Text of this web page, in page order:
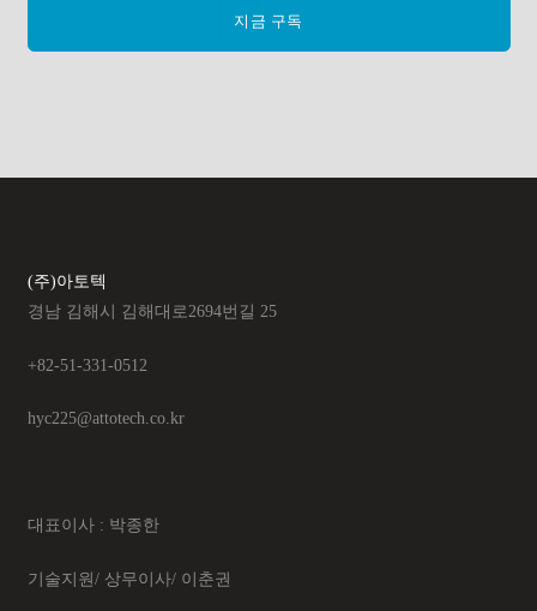
지금 구독
(주)아토텍
경남 김해시 김해대로2694번길 25
+82-51-331-0512
hyc225@attotech.co.kr
대표이사 : 박종한
기술지원/ 상무이사/ 이춘권